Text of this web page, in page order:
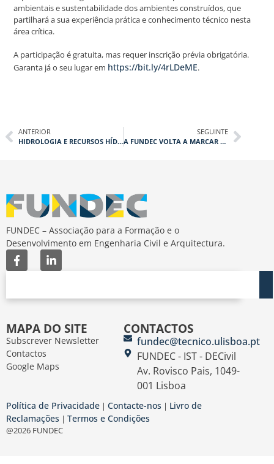
ambientais e sustentabilidade dos ambientes construídos, que
partilhará a sua experiência prática e conhecimento técnico nesta
área crítica.
A participação é gratuita, mas requer inscrição prévia obrigatória.
Garanta já o seu lugar em https://bit.ly/4rLDeME.
ANTERIOR
HIDROLOGIA E RECURSOS HÍDRICOS: COMPREENDER, ANTECIPAR E MITIGAR OS IMPACTES DAS CHEIAS, SECAS E OUTROS FENÓMENOS EXTREMOS
SEGUINTE
A FUNDEC VOLTA A MARCAR PRESENÇA NAS JORNADAS DE CIVIL | XIII EDIÇÃO
FUNDEC – Associação para a Formação e o
Desenvolvimento em Engenharia Civil e Arquitectura.
MAPA DO SITE
Subscrever Newsletter
Contactos
Google Maps
CONTACTOS
fundec@tecnico.ulisboa.pt
FUNDEC - IST - DECivil
Av. Rovisco Pais, 1049-
001 Lisboa
Política de Privacidade | Contacte-nos | Livro de
Reclamações | Termos e Condições
@2026 FUNDEC